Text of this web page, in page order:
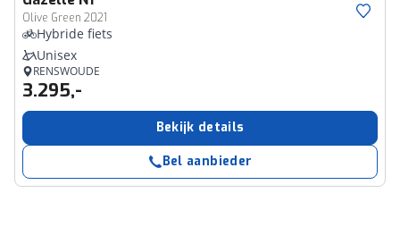
Olive Green 2021
Hybride fiets
Unisex
RENSWOUDE
3.295,-
Bekijk details
Bel aanbieder